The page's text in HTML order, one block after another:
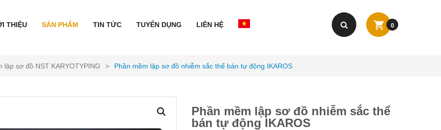
THIỆU SẢN PHẨM TIN TỨC TUYỂN DỤNG LIÊN HỆ 0
lập sơ đồ NST KARYOTYPING > Phần mềm lập sơ đồ nhiễm sắc thể bán tự động IKAROS
Phần mềm lập sơ đồ nhiễm sắc thể
bán tự động IKAROS